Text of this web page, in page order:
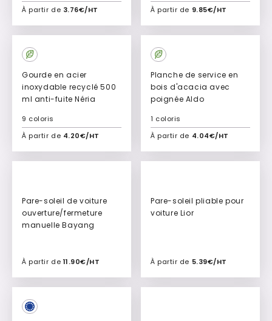
À partir de 3.76€/HT
Ajouter à mon devis
À partir de 9.85€/HT
Ajouter à mon devis
New
Gourde en acier
inoxydable recyclé 500
ml anti-fuite Néria
À partir de 4.20€/HT
9 coloris
Ajouter à mon devis
New
Planche de service en
bois d'acacia avec
poignée Aldo
À partir de 4.04€/HT
1 coloris
Ajouter à mon devis
Pare-soleil de voiture
ouverture/fermeture
manuelle Bayang
À partir de 11.90€/HT
Ajouter à mon devis
Pare-soleil pliable pour
voiture Lior
À partir de 5.39€/HT
Ajouter à mon devis
New